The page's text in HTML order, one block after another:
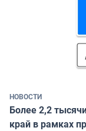
НОВОСТИ
Более 2,2
край в рамках